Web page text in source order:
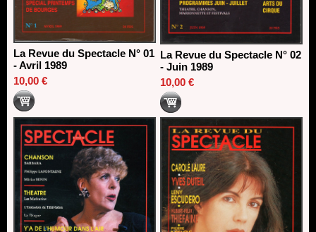
La Revue du Spectacle N° 01
- Avril 1989
10,00 €
La Revue du Spectacle N° 02
- Juin 1989
10,00 €